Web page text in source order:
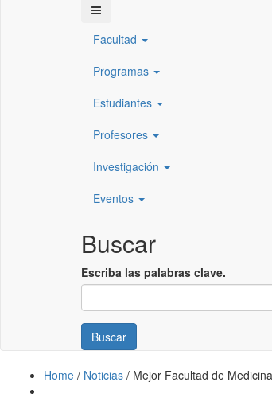
Facultad
Programas
Estudiantes
Profesores
Investigación
Eventos
Buscar
Escriba las palabras clave.
Buscar
Home / Noticias / Mejor Facultad de